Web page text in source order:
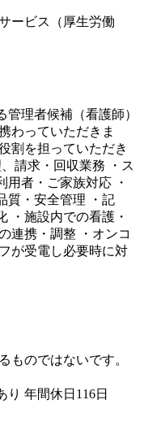
ービス（厚生労働
理者候補（看護師）
わっていただきま
割を担っていただき
請求・回収業務 ・ス
用者・ご家族対応 ・
質・安全管理 ・記
・施設内での看護・
連携・調整 ・オンコ
が受電し必要時に対
ものではないです。
り 年間休日116日